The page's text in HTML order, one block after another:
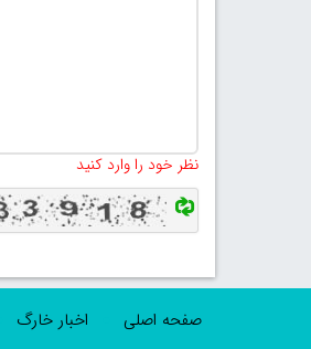
نظر خود را وارد کنید
صفحه اصلی اخبار خارگ